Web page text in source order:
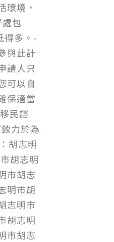
環境，
包
得多。-
與此計
請人只
可以自
保適當
民諮
力於為
胡志明
胡志明
市胡志
明市胡
志明市
胡志明
市胡志